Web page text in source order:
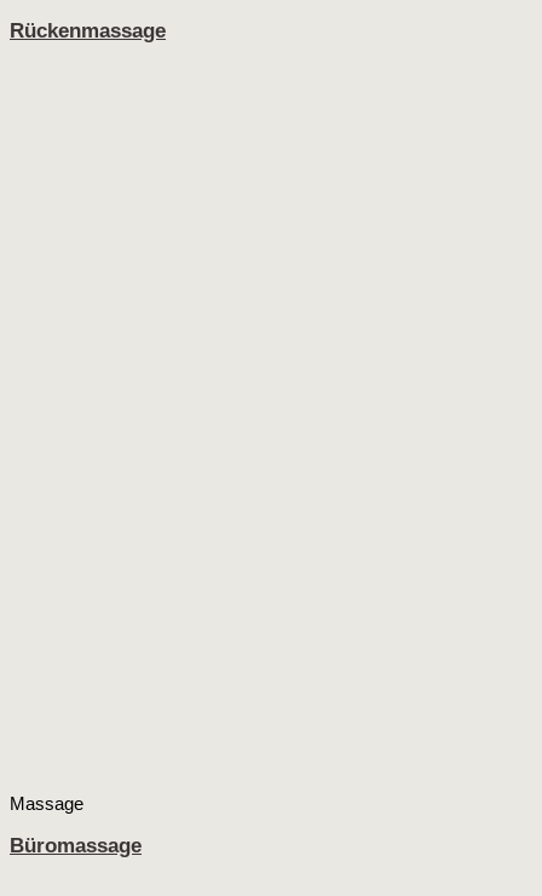
Rückenmassage
Massage
Büromassage